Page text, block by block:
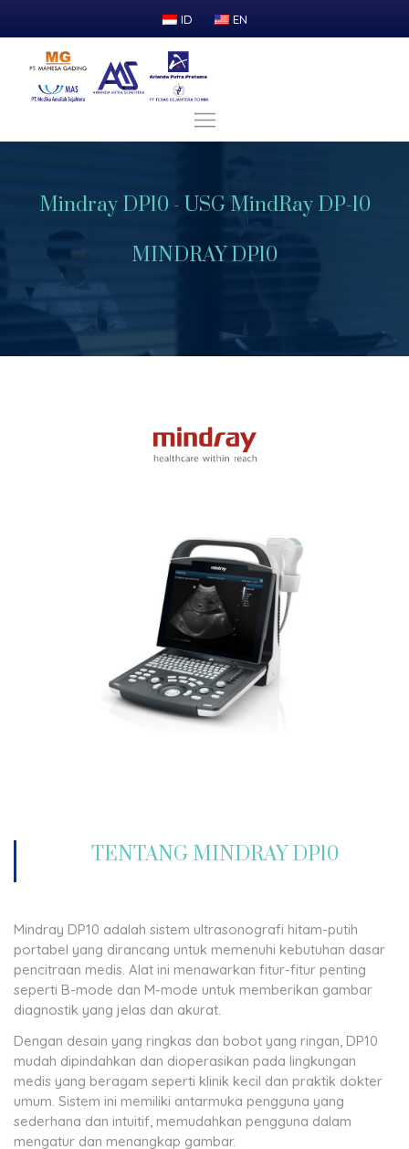
ID EN
Mindray DP10 - USG MindRay DP-10
MINDRAY DP10
TENTANG MINDRAY DP10
Mindray DP10 adalah sistem ultrasonografi hitam-putih
portabel yang dirancang untuk memenuhi kebutuhan dasar
pencitraan medis. Alat ini menawarkan fitur-fitur penting
seperti B-mode dan M-mode untuk memberikan gambar
diagnostik yang jelas dan akurat.
Dengan desain yang ringkas dan bobot yang ringan, DP10
mudah dipindahkan dan dioperasikan pada lingkungan
medis yang beragam seperti klinik kecil dan praktik dokter
umum. Sistem ini memiliki antarmuka pengguna yang
sederhana dan intuitif, memudahkan pengguna dalam
mengatur dan menangkap gambar.